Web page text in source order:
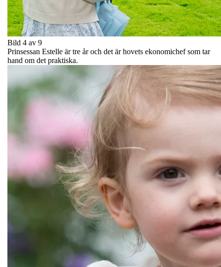
Bild 4 av 9
Prinsessan Estelle är tre år och det är hovets ekonomichef som tar
hand om det praktiska.